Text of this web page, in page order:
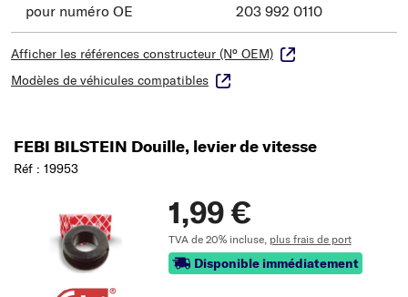
pour numéro OE
203 992 0110
Afficher les références constructeur (N° OEM)
Modèles de véhicules compatibles
FEBI BILSTEIN Douille, levier de vitesse
Réf : 19953
1,99 €
TVA de 20% incluse, plus frais de port
Disponible immédiatement